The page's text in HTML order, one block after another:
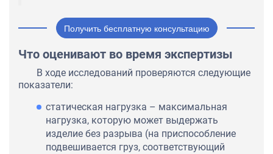
Получить бесплатную консультацию
Что оценивают во время экспертизы
В ходе исследований проверяются следующие
показатели:
статическая нагрузка – максимальная
нагрузка, которую может выдержать
изделие без разрыва (на приспособление
подвешивается груз, соответствующий